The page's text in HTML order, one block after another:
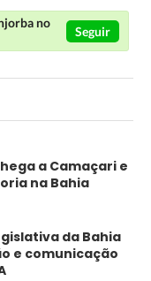
no
Seguir
a Camaçari e
na Bahia
da Bahia
e comunicação